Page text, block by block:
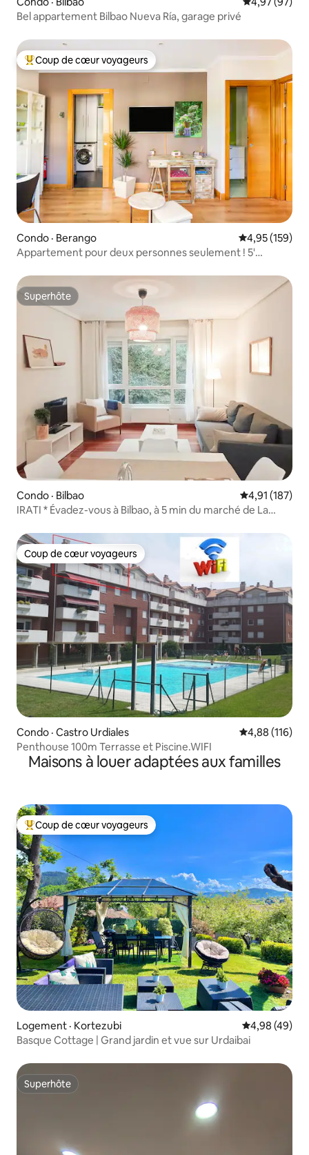
Bel appartement Bilbao Nueva Ría, garage privé
Coup de cœur voyageurs parmi les plus aimés
Coup de cœur voyageurs
Condo · Berango Note
4,95 (159)
Appartement pour deux personnes seulement ! 5'
Superhôte
Superhôte
Condo · Bilbao Note
4,91 (187)
IRATI * Évadez-vous à Bilbao, à 5 min du marché de La
Coup de cœur voyageurs
Coup de cœur voyageurs
Condo · Castro Urdiales Note
4,88 (116)
Penthouse 100m Terrasse et Piscine.WIFI
Maisons à louer adaptées aux familles
Coup de cœur voyageurs parmi les plus aimés
Coup de cœur voyageurs
Logement · Kortezubi Note
4,98 (49)
Basque Cottage | Grand jardin et vue sur Urdaibai
Superhôte
Superhôte